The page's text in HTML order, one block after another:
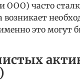
ООО) часто
это могут